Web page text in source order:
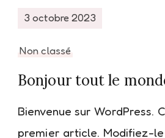
3 octobre 2023
Non classé
Bonjour tout le
Bienvenue sur WordPress.
premier article. Modifiez-